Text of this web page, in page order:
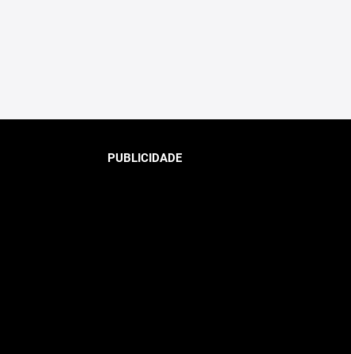
PUBLICIDADE